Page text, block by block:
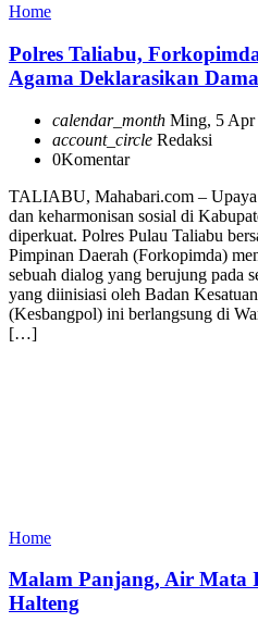
Home
Polres Taliabu,
Agama Deklarasikan
calendar_month Ming, 5 Apr
account_circle Redaksi
0Komentar
TALIABU, Mahabari.com – Upaya
dan keharmonisan sosial di
diperkuat. Polres Pulau Taliabu
Pimpinan Daerah (Forkopimda)
sebuah dialog yang berujung pada
yang diinisiasi oleh Badan
(Kesbangpol) ini berlangsung di
[…]
Home
Malam Panjang, Air Mata
Halteng